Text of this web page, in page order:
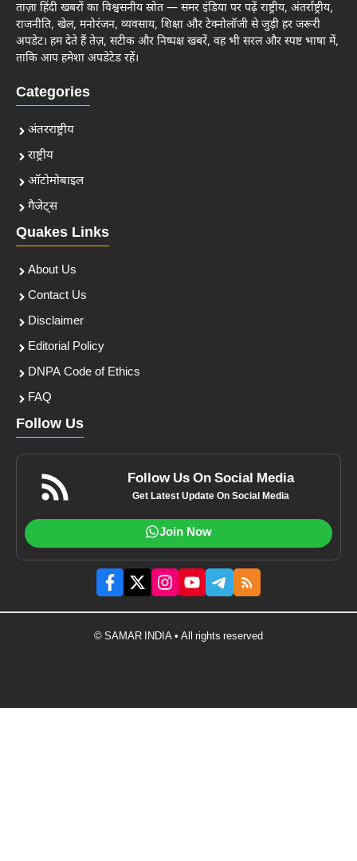
ताज़ा हिंदी खबरों का विश्वसनीय स्रोत — समर इंडिया पर पढ़ें राष्ट्रीय, अंतर्राष्ट्रीय,
राजनीति, खेल, मनोरंजन, व्यवसाय, शिक्षा और टेक्नोलॉजी से जुड़ी हर जरूरी
अपडेट। हम देते हैं तेज़, सटीक और निष्पक्ष खबरें, वह भी सरल और स्पष्ट भाषा में,
ताकि आप हमेशा अपडेटेड रहें।
Categories
अंतरराष्ट्रीय
राष्ट्रीय
ऑटोमोबाइल
गैजेट्स
Quakes Links
About Us
Contact Us
Disclaimer
Editorial Policy
DNPA Code of Ethics
FAQ
Follow Us
Follow Us On Social Media
Get Latest Update On Social Media
Join Now
© SAMAR INDIA • All rights reserved